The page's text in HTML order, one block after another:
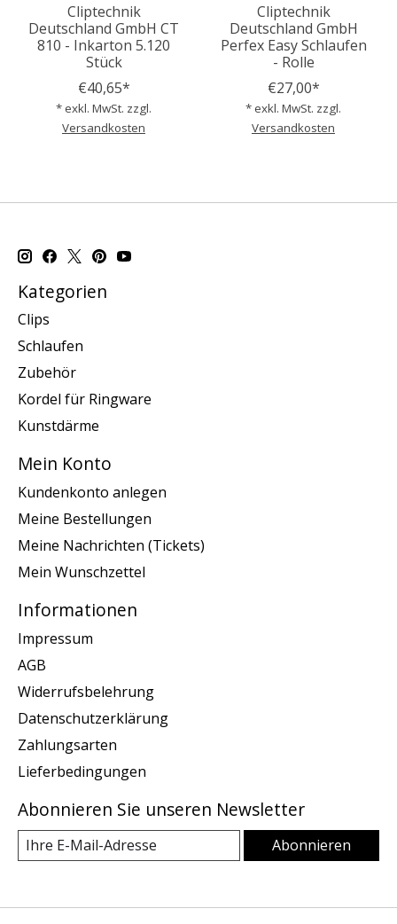
Cliptechnik
Deutschland GmbH CT
810 - Inkarton 5.120
Stück
€40,65*
* exkl. MwSt. zzgl.
Versandkosten
Cliptechnik
Deutschland GmbH
Perfex Easy Schlaufen
- Rolle
€27,00*
* exkl. MwSt. zzgl.
Versandkosten
Kategorien
Clips
Schlaufen
Zubehör
Kordel für Ringware
Kunstdärme
Mein Konto
Kundenkonto anlegen
Meine Bestellungen
Meine Nachrichten (Tickets)
Mein Wunschzettel
Informationen
Impressum
AGB
Widerrufsbelehrung
Datenschutzerklärung
Zahlungsarten
Lieferbedingungen
Abonnieren Sie unseren Newsletter
Abonnieren